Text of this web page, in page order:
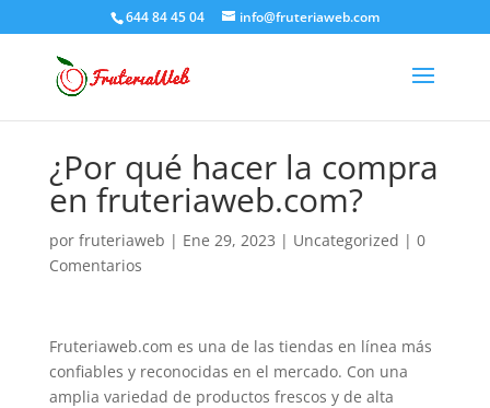
644 84 45 04 info@fruteriaweb.com
¿Por qué hacer la compra
en fruteriaweb.com?
por fruteriaweb | Ene 29, 2023 | Uncategorized | 0
Comentarios
Fruteriaweb.com es una de las tiendas en línea más
confiables y reconocidas en el mercado. Con una
amplia variedad de productos frescos y de alta